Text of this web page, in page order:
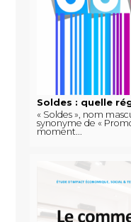
Soldes : quelle
« Soldes », nom
synonyme de «
moment...